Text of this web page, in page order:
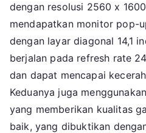
dengan resolusi 2560 x
mendapatkan monitor pop-
dengan layar diagonal 14,1
berjalan pada refresh rate
dan dapat mencapai
Keduanya juga
yang memberikan kualitas
baik, yang dibuktikan